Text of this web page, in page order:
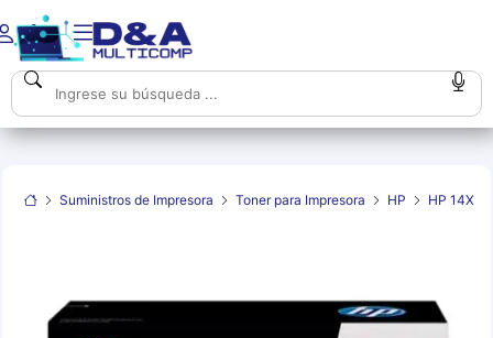
Suministros de Impresora Toner para Impresora HP HP 14X